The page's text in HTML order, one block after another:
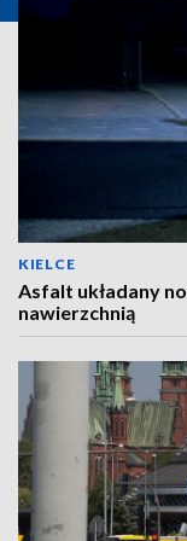
KIELCE
Asfalt układany
nawierzchnią